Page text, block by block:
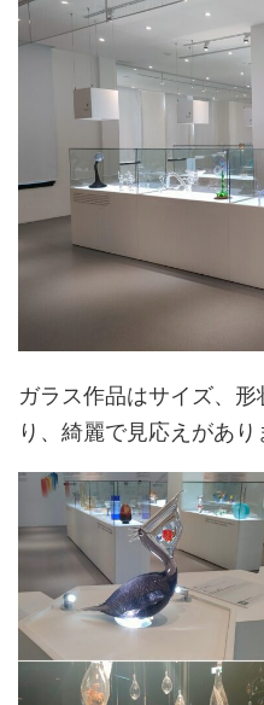
ガラス作品はサイズ、
り、綺麗で見応えがあり